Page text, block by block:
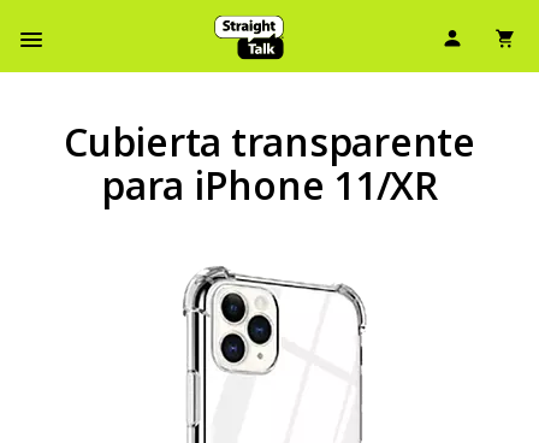
Menú de barra de navegación
Ícono
Cubierta transparente
para iPhone 11/XR